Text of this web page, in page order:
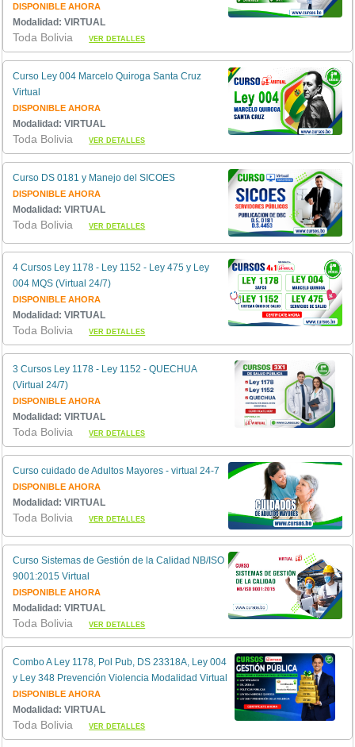
DISPONIBLE AHORA
Modalidad: VIRTUAL
Toda BoliviaVER DETALLES
Curso Ley 004 Marcelo Quiroga Santa Cruz
Virtual
DISPONIBLE AHORA
Modalidad: VIRTUAL
Toda BoliviaVER DETALLES
Curso DS 0181 y Manejo del SICOES
DISPONIBLE AHORA
Modalidad: VIRTUAL
Toda BoliviaVER DETALLES
4 Cursos Ley 1178 - Ley 1152 - Ley 475 y Ley
004 MQS (Virtual 24/7)
DISPONIBLE AHORA
Modalidad: VIRTUAL
Toda BoliviaVER DETALLES
3 Cursos Ley 1178 - Ley 1152 - QUECHUA
(Virtual 24/7)
DISPONIBLE AHORA
Modalidad: VIRTUAL
Toda BoliviaVER DETALLES
Curso cuidado de Adultos Mayores - virtual 24-7
DISPONIBLE AHORA
Modalidad: VIRTUAL
Toda BoliviaVER DETALLES
Curso Sistemas de Gestión de la Calidad NB/ISO
9001:2015 Virtual
DISPONIBLE AHORA
Modalidad: VIRTUAL
Toda BoliviaVER DETALLES
Combo A Ley 1178, Pol Pub, DS 23318A, Ley 004
y Ley 348 Prevención Violencia Modalidad Virtual
DISPONIBLE AHORA
Modalidad: VIRTUAL
Toda BoliviaVER DETALLES